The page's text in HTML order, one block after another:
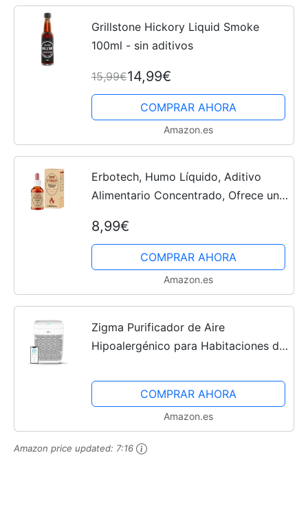
Grillstone Hickory Liquid Smoke
100ml - sin aditivos
15,99€14,99€
COMPRAR AHORA
Amazon.es
Erbotech, Humo Líquido, Aditivo
Alimentario Concentrado, Ofrece un
Platos, Ideal para Barbacoas, Carnes
y Quesos, También para...
8,99€
COMPRAR AHORA
Amazon.es
Zigma Purificador de Aire
Hipoalergénico para Habitaciones de
330 m³/h, con Filtro de Carbón
Activo H13 HEPA para Humo, Pelo...
COMPRAR AHORA
Amazon.es
Amazon price updated: 7:16